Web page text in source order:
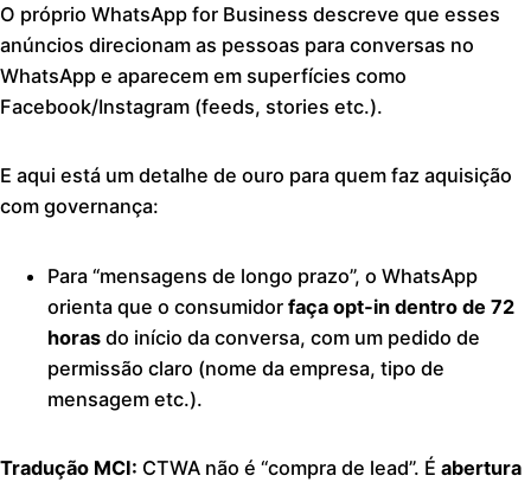
O próprio WhatsApp for Business descreve que esses
anúncios direcionam as pessoas para conversas no
WhatsApp e aparecem em superfícies como
Facebook/Instagram (feeds, stories etc.).
E aqui está um detalhe de ouro para quem faz aquisição
com governança:
Para “mensagens de longo prazo”, o WhatsApp
orienta que o consumidor faça opt‑in dentro de 72
horas do início da conversa, com um pedido de
permissão claro (nome da empresa, tipo de
mensagem etc.).
Tradução MCI: CTWA não é “compra de lead”. É abertura